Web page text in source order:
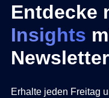
Entdecke
Insights
Newsletter
Erhalte jeden Freitag